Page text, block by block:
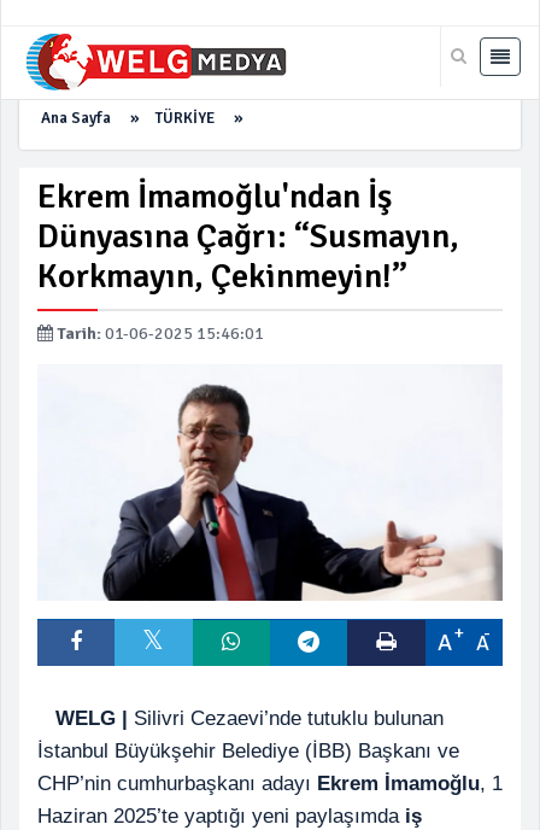
Ana Sayfa » TÜRKİYE »
Ekrem İmamoğlu'ndan İş
Dünyasına Çağrı: “Susmayın,
Korkmayın, Çekinmeyin!”
Tarih:01-06-2025 15:46:01
A A
WELG | Silivri Cezaevi’nde tutuklu bulunan
İstanbul Büyükşehir Belediye (İBB) Başkanı ve
CHP’nin cumhurbaşkanı adayı Ekrem İmamoğlu, 1
Haziran 2025’te yaptığı yeni paylaşımda iş